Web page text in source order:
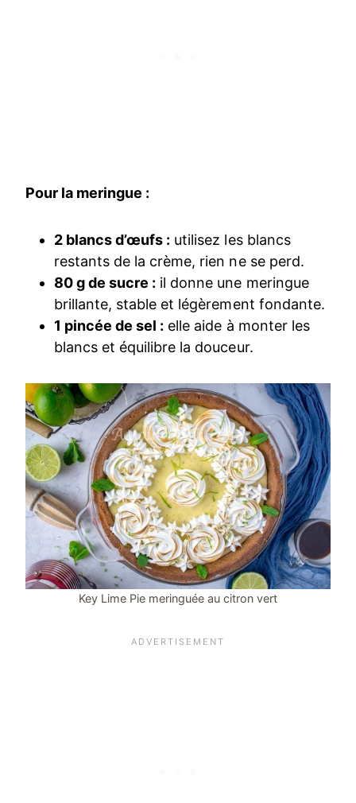
Pour la meringue :
2 blancs d’œufs : utilisez les blancs
restants de la crème, rien ne se perd.
80 g de sucre : il donne une meringue
brillante, stable et légèrement fondante.
1 pincée de sel : elle aide à monter les
blancs et équilibre la douceur.
Key Lime Pie meringuée au citron vert